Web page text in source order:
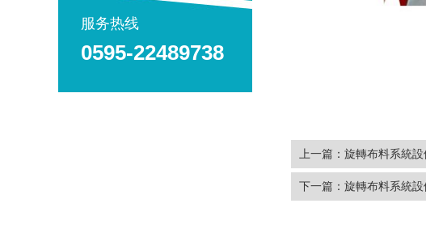
服务热线
0595-22489738
上一篇： 旋轉布料系統設
下一篇： 旋轉布料系統